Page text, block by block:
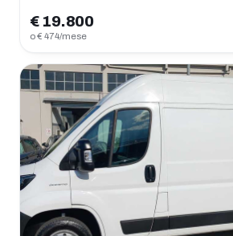
€ 19.800
o € 474/mese